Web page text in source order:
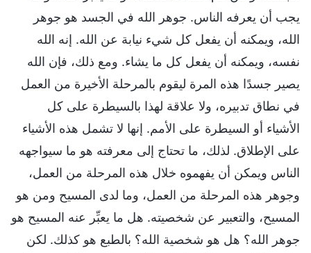
يجب أن يعرفه الناس. جوهر الله في الجسد هو جوهر
الله، ويمكنه أن يفعل كل شيء نيابة عن الله. إنه الله
نفسه، ويمكنه أن يفعل كل ما يشاء. ومع ذلك، فإن الله
يصير جسدًا هذه المرة ليقوم بالمرحلة الأخيرة من العمل
في نطاق تدبيره، ولا علاقة لهذا بالسيطرة على كل
الأشياء أو السيطرة على الأمم. إنها لا تشمل هذه الأشياء
على الإطلاق. لذلك، ما تحتاج إلى معرفته هو ما سيواجهه
الناس ويمكن أن يفهموه خلال هذه المرحلة من العمل،
وجوهر هذه المرحلة من العمل، وما لدى المسيح ومن هو
المسيح، والتعبير عن شخصيته. هل ما يعبِّر عنه المسيح هو
جوهر الله؟ هل هو شخصية الله؟ بالطبع هو كذلك. لكن